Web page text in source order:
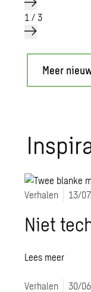
1 / 3
Meer
Verhalen 13/
Niet
Lees meer
Verhalen 30/